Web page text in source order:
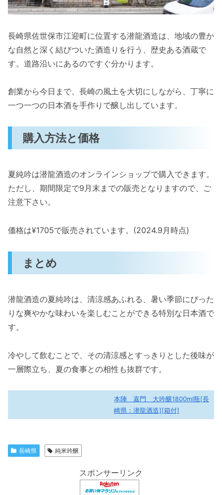
長崎県佐世保市江迎町に位置する潜龍酒造は、地域の豊か
な自然と深く結びついた酒造りを行う、歴史ある酒蔵で
す。道路沿いにあるのですぐ分かります。
創業から今日まで、長崎の風土を大切にしながら、丁寧に
一つ一つの日本酒を手作りで醸し出しています。
購入方法と価格
夏純吟は潜龍酒造のオンラインショップで購入できます。
ただし、期間限定で9月末までの販売となりますので、ご
注意下さい。
価格は¥1705で販売されています。(2024.9月時点)
まとめ
潜龍酒造の夏純吟は、清涼感あふれる、暑い季節にぴった
りな爽やかな味わいを楽しむことができる特別な日本酒で
す。
冷やして飲むことで、その清涼感とすっきりとした後味が
一層際立ち、夏の食事との相性も抜群です。
本陣 嘉門 大吟醸1800ml瓶[長
崎県：潜龍酒造][箱付]
長崎県 純米吟醸
スポンサーリンク